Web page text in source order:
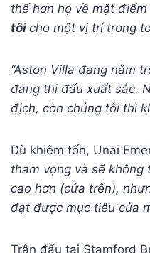
thế hơn họ về mặt điểm
tôi cho một vị trí trong
“Aston Villa đang nằm
đang thi đấu xuất sắc.
địch, còn chúng tôi thì
Dù khiêm tốn, Unai
tham vọng và sẽ
cao hơn (cửa trên),
đạt được mục tiêu của
Trận đấu tại Stamford